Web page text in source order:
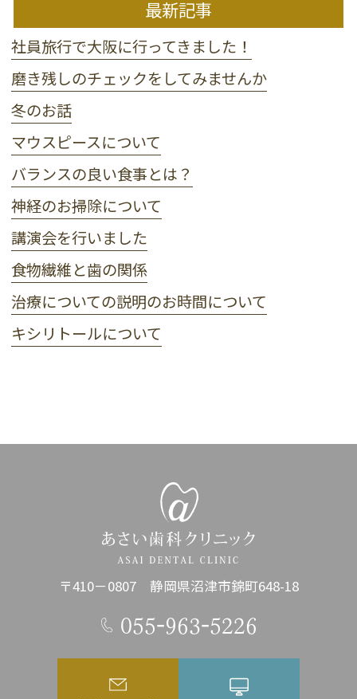
最新記事
社員旅行で大阪に行ってきました！
磨き残しのチェックをしてみませんか
冬のお話
マウスピースについて
バランスの良い食事とは？
神経のお掃除について
講演会を行いました
食物繊維と歯の関係
治療についての説明のお時間について
キシリトールについて
〒410－0807 静岡県沼津市錦町648-18
055-963-5226